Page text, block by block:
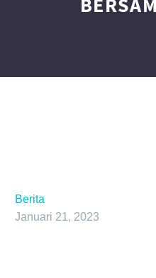
Berita
Januari 21, 2023